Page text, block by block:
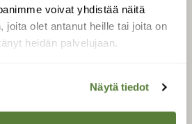
voivat yhdistää näitä
joita olet antanut heille tai joita on
heidän palvelujaan.
Näytä tiedot
SUOMEN LUONNON­
SUOJELU­LIITTO
Suomen Luonto -lehden
luonnonsuojelu­liitto.